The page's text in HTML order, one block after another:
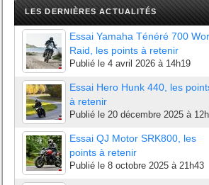
LES DERNIÈRES ACTUALITÉS
Essai Yamaha Ténéré 700
Raid, les points à retenir
Publié le 4 avril 2026 à 14h19
Essai Hero Hunk 440, les
à retenir
Publié le 20 décembre 2025 à
Essai QJ Motor SRK800, les
points à retenir
Publié le 8 octobre 2025 à 21h43